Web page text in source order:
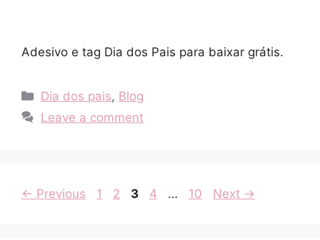
Adesivo e tag Dia dos Pais para baixar grátis.
Categories
Dia dos pais, Blog
Leave a comment
← Previous Page
1 Page
2 Page
3 Page
4 … Page
10 Next →